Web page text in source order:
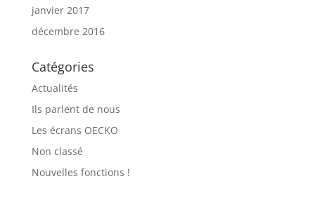
janvier 2017
décembre 2016
Catégories
Actualités
Ils parlent de nous
Les écrans OECKO
Non classé
Nouvelles fonctions !